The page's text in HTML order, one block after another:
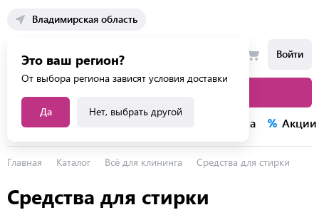
Владимирская область
Это ваш регион?
От выбора региона зависят условия доставки
Да Нет, выбрать другой
Войти
Каталог услуг Распродажа Акции
Главная Каталог Всё для клининга Средства для стирки
Средства для стирки